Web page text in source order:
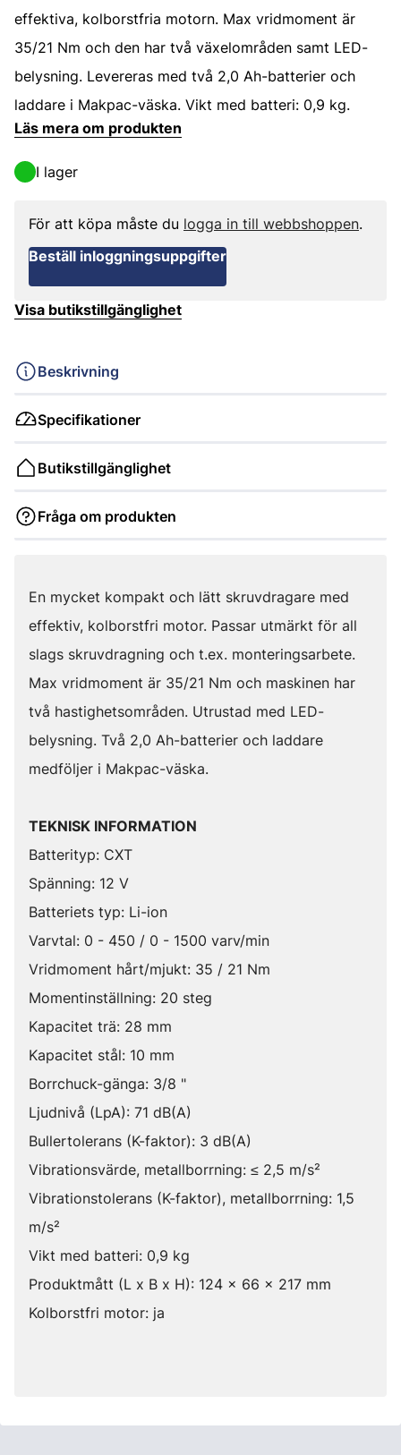
effektiva, kolborstfria motorn. Max vridmoment är
35/21 Nm och den har två växelområden samt LED-
belysning. Levereras med två 2,0 Ah-batterier och
laddare i Makpac-väska. Vikt med batteri: 0,9 kg.
Läs mera om produkten
I lager
För att köpa måste du logga in till webbshoppen.
Beställ inloggningsuppgifter
Visa butikstillgänglighet
Beskrivning
Specifikationer
Butikstillgänglighet
Fråga om produkten
En mycket kompakt och lätt skruvdragare med
effektiv, kolborstfri motor. Passar utmärkt för all
slags skruvdragning och t.ex. monteringsarbete.
Max vridmoment är 35/21 Nm och maskinen har
två hastighetsområden. Utrustad med LED-
belysning. Två 2,0 Ah-batterier och laddare
medföljer i Makpac-väska.
TEKNISK INFORMATION
Batterityp: CXT
Spänning: 12 V
Batteriets typ: Li-ion
Varvtal: 0 - 450 / 0 - 1500 varv/min
Vridmoment hårt/mjukt: 35 / 21 Nm
Momentinställning: 20 steg
Kapacitet trä: 28 mm
Kapacitet stål: 10 mm
Borrchuck-gänga: 3/8 "
Ljudnivå (LpA): 71 dB(A)
Bullertolerans (K-faktor): 3 dB(A)
Vibrationsvärde, metallborrning: ≤ 2,5 m/s²
Vibrationstolerans (K-faktor), metallborrning: 1,5
m/s²
Vikt med batteri: 0,9 kg
Produktmått (L x B x H): 124 x 66 x 217 mm
Kolborstfri motor: ja